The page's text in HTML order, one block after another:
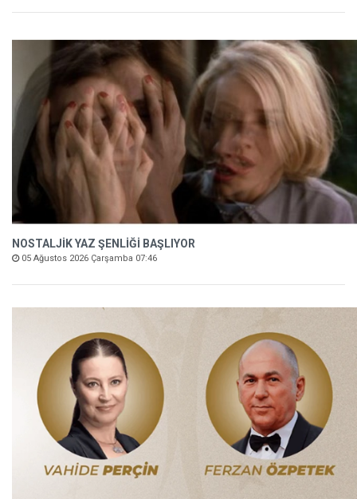
NOSTALJİK YAZ ŞENLİĞİ BAŞLIYOR
05 Ağustos 2026 Çarşamba 07:46